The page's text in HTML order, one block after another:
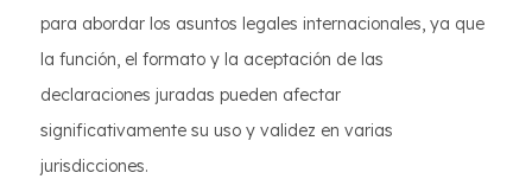
para abordar los asuntos legales internacionales, ya que
la función, el formato y la aceptación de las
declaraciones juradas pueden afectar
significativamente su uso y validez en varias
jurisdicciones.